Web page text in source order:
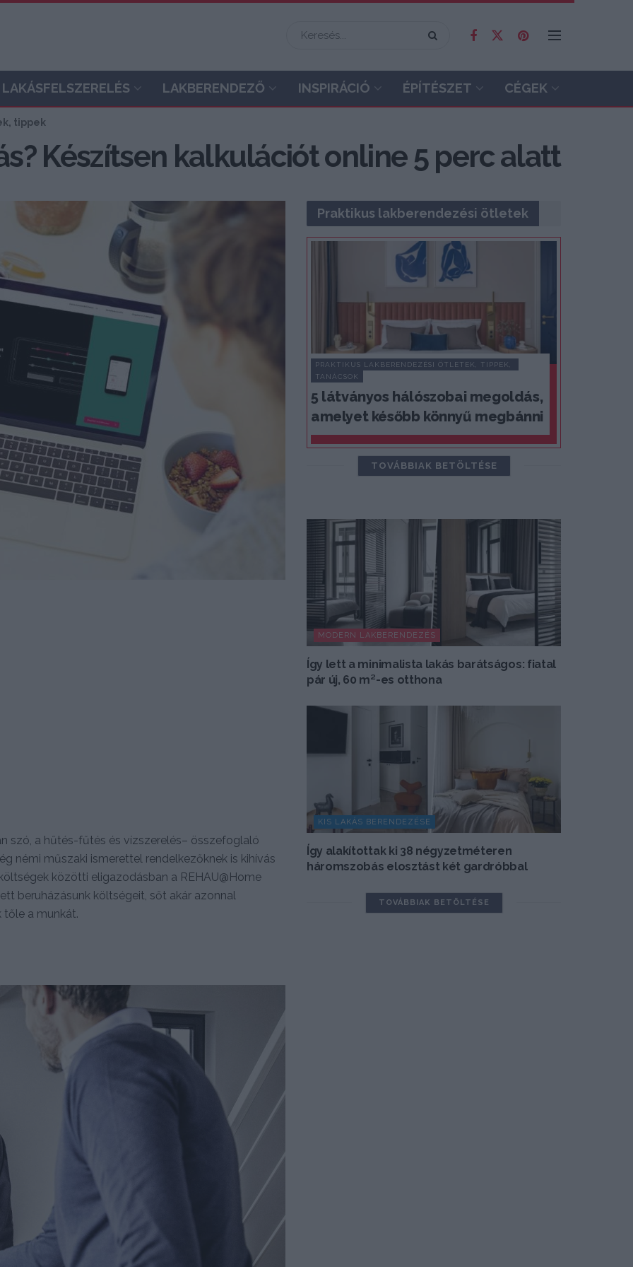
LAKÁSFELSZERELÉS LAKBERENDEZŐ INSPIRÁCIÓ ÉPÍTÉSZET CÉGEK
tippek
Készítsen kalkulációt online 5 perc alatt
szó, a hűtés-fűtés és vízszerelés– összefoglaló
némi műszaki ismerettel rendelkezőknek is kihívás
közötti eligazodásban a REHAU@Home
beruházásunk költségeit, sőt akár azonnal
tőle a munkát.
Praktikus lakberendezési ötletek
PRAKTIKUS LAKBERENDEZÉSI ÖTLETEK, TIPPEK,
TANÁCSOK
5 látványos hálószobai megoldás,
amelyet később könnyű megbánni
TOVÁBBIAK BETÖLTÉSE
MODERN LAKBERENDEZÉS
Így lett a minimalista lakás barátságos: fiatal
pár új, 60 m²-es otthona
KIS LAKÁS BERENDEZÉSE
Így alakítottak ki 38 négyzetméteren
háromszobás elosztást két gardróbbal
TOVÁBBIAK BETÖLTÉSE